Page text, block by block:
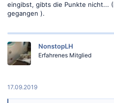
eingibst, gibts die Punkte nicht...
gegangen ).
NonstopLH
Erfahrenes Mitglied
17.09.2019